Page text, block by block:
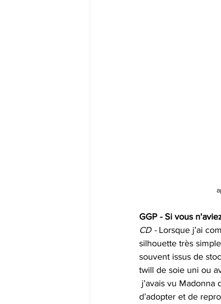
GGP - Si vous
CD - Lorsque j’ai
silhouette très
souvent issus de
twill de soie uni ou
j’avais vu
d’adopter et de